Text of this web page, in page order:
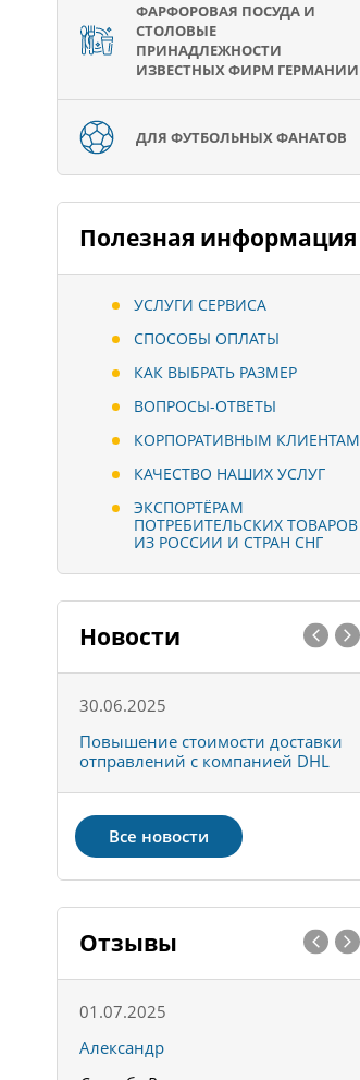
ФАРФОРОВАЯ ПОСУДА И
СТОЛОВЫЕ
ПРИНАДЛЕЖНОСТИ
ИЗВЕСТНЫХ ФИРМ ГЕРМАНИИ
ДЛЯ ФУТБОЛЬНЫХ ФАНАТОВ
Полезная информация
УСЛУГИ СЕРВИСА
СПОСОБЫ ОПЛАТЫ
КАК ВЫБРАТЬ РАЗМЕР
ВОПРОСЫ-ОТВЕТЫ
КОРПОРАТИВНЫМ КЛИЕНТАМ
КАЧЕСТВО НАШИХ УСЛУГ
ЭКСПОРТЁРАМ
ПОТРЕБИТЕЛЬСКИХ ТОВАРОВ
ИЗ РОССИИ И СТРАН СНГ
Новости
30.06.2025
Повышение стоимости доставки
отправлений с компанией DHL
Все новости
Отзывы
01.07.2025
Александр